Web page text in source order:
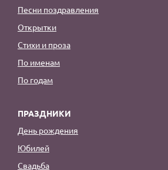
Песни поздравления
Открытки
Стихи и проза
По именам
По годам
ПРАЗДНИКИ
День рождения
Юбилей
Свадьба